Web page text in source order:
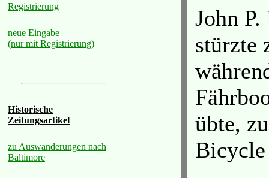
Registrierung
neue Eingabe
(nur mit Registrierung)
Historische
Zeitungsartikel
zu Auswanderungen nach
Baltimore
John
stürzte
übte,
Bicycle